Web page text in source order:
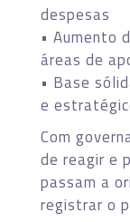
despesas
• Aumento
áreas de
• Base
e
Com
de reagir e
passam a
registrar o